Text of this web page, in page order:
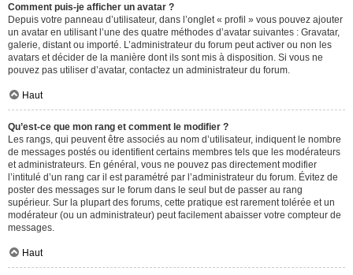
Comment puis-je afficher un avatar ?
Depuis votre panneau d’utilisateur, dans l’onglet « profil » vous pouvez ajouter
un avatar en utilisant l’une des quatre méthodes d’avatar suivantes : Gravatar,
galerie, distant ou importé. L’administrateur du forum peut activer ou non les
avatars et décider de la manière dont ils sont mis à disposition. Si vous ne
pouvez pas utiliser d’avatar, contactez un administrateur du forum.
Haut
Qu’est-ce que mon rang et comment le modifier ?
Les rangs, qui peuvent être associés au nom d’utilisateur, indiquent le nombre
de messages postés ou identifient certains membres tels que les modérateurs
et administrateurs. En général, vous ne pouvez pas directement modifier
l’intitulé d’un rang car il est paramétré par l’administrateur du forum. Évitez de
poster des messages sur le forum dans le seul but de passer au rang
supérieur. Sur la plupart des forums, cette pratique est rarement tolérée et un
modérateur (ou un administrateur) peut facilement abaisser votre compteur de
messages.
Haut